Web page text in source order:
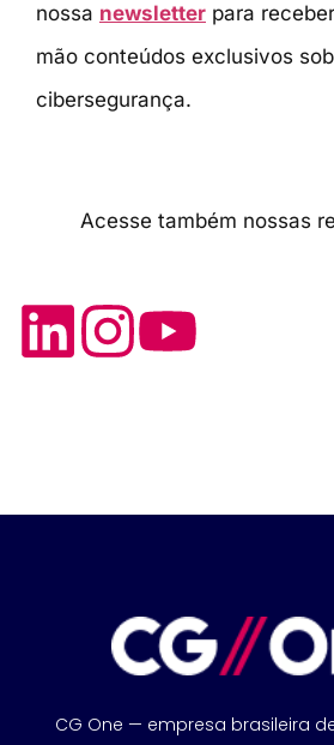
nossa newsletter para
mão conteúdos exclusivos
cibersegurança.
Acesse também nossas
CG One — empresa brasileira